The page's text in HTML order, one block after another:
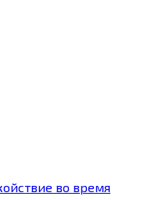
во время